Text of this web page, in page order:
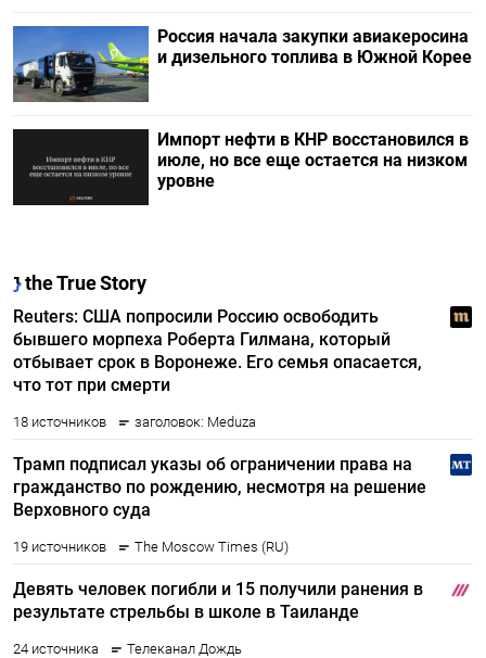
Россия начала закупки авиакеросина
и дизельного топлива в Южной Корее
Импорт нефти в КНР восстановился в
июле, но все еще остается на низком
уровне